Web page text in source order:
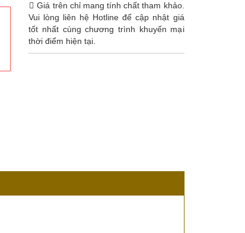
Giá trên chỉ mang tính chất tham khảo.
Vui lòng liên hệ Hotline để cập nhật giá
tốt nhất cùng chương trình khuyến mại
thời điểm hiện tại.